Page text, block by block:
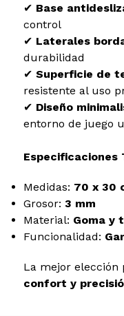
✔ Base
control
✔ Laterales
durabilidad
✔ Superficie de
resistente al uso
✔ Diseño
entorno de juego
Especificaciones
Medidas: 70 x 30
Grosor: 3 mm
Material: Goma y
Funcionalidad:
La mejor elección
confort y